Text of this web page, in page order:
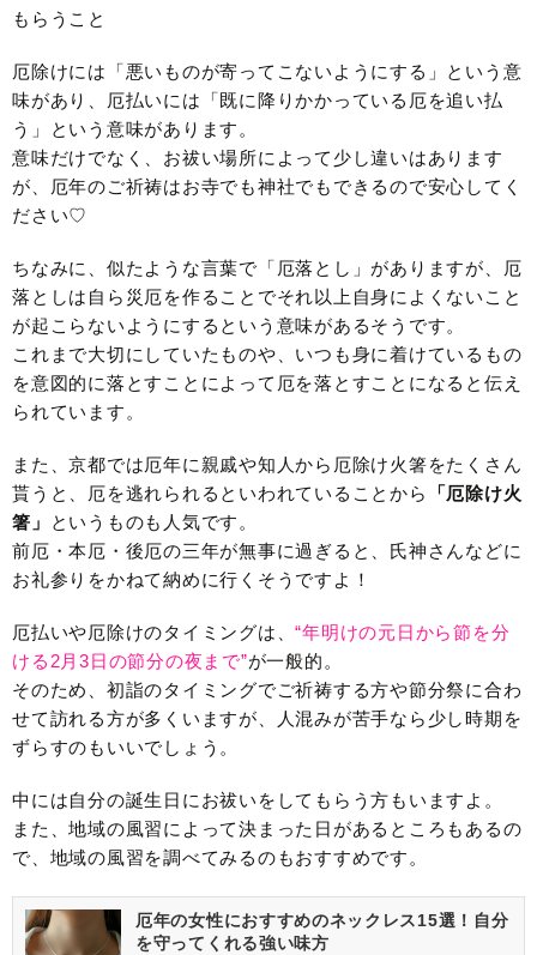
もらうこと
厄除けには「悪いものが寄ってこないようにする」という意
味があり、厄払いには「既に降りかかっている厄を追い払
う」という意味があります。
意味だけでなく、お祓い場所によって少し違いはあります
が、厄年のご祈祷はお寺でも神社でもできるので安心してく
ださい♡
ちなみに、似たような言葉で「厄落とし」がありますが、厄
落としは自ら災厄を作ることでそれ以上自身によくないこと
が起こらないようにするという意味があるそうです。
これまで大切にしていたものや、いつも身に着けているもの
を意図的に落とすことによって厄を落とすことになると伝え
られています。
また、京都では厄年に親戚や知人から厄除け火箸をたくさん
貰うと、厄を逃れられるといわれていることから
「厄除け火
箸」
というものも人気です。
前厄・本厄・後厄の三年が無事に過ぎると、氏神さんなどに
お礼参りをかねて納めに行くそうですよ！
厄払いや厄除けのタイミングは、“年明けの元日から節を分
ける2月3日の節分の夜まで”が一般的。
そのため、初詣のタイミングでご祈祷する方や節分祭に合わ
せて訪れる方が多くいますが、人混みが苦手なら少し時期を
ずらすのもいいでしょう。
中には自分の誕生日にお祓いをしてもらう方もいますよ。
また、地域の風習によって決まった日があるところもあるの
で、地域の風習を調べてみるのもおすすめです。
厄年の女性におすすめのネックレス15選！自分
を守ってくれる強い味方